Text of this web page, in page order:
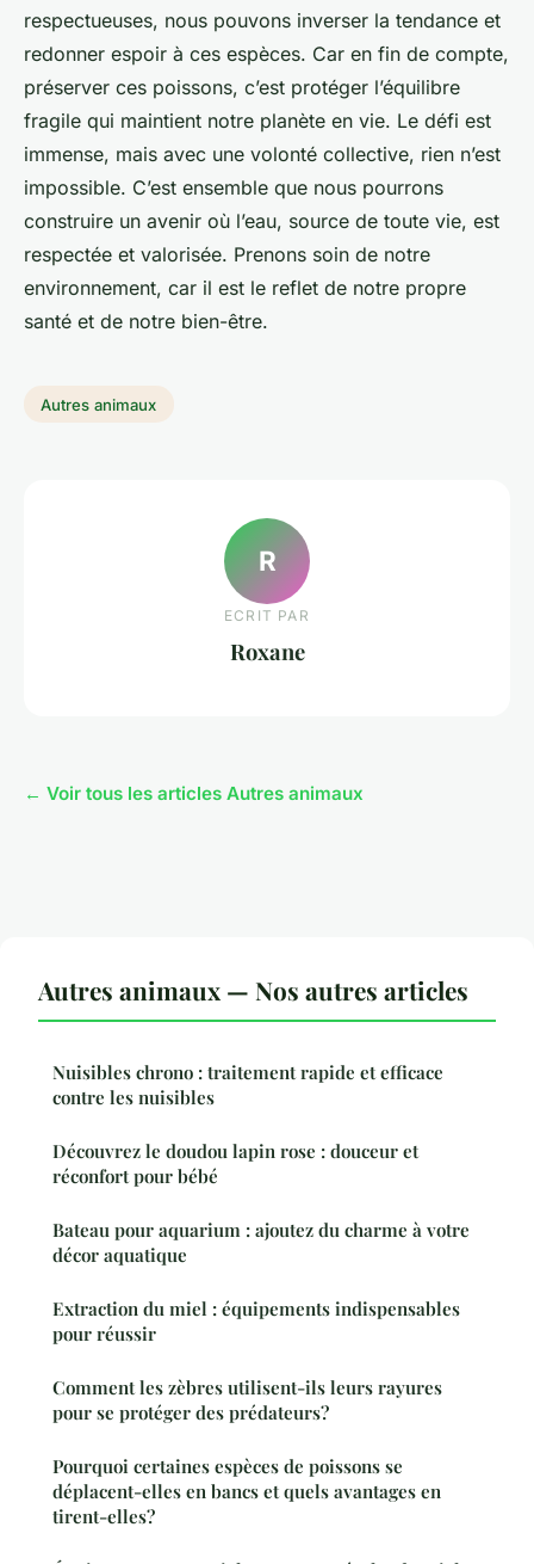
respectueuses, nous pouvons inverser la tendance et
redonner espoir à ces espèces. Car en fin de compte,
préserver ces poissons, c’est protéger l’équilibre
fragile qui maintient notre planète en vie. Le défi est
immense, mais avec une volonté collective, rien n’est
impossible. C’est ensemble que nous pourrons
construire un avenir où l’eau, source de toute vie, est
respectée et valorisée. Prenons soin de notre
environnement, car il est le reflet de notre propre
santé et de notre bien-être.
Autres animaux
R
ECRIT PAR
Roxane
← Voir tous les articles Autres animaux
Autres animaux — Nos autres articles
Nuisibles chrono : traitement rapide et efficace
contre les nuisibles
Découvrez le doudou lapin rose : douceur et
réconfort pour bébé
Bateau pour aquarium : ajoutez du charme à votre
décor aquatique
Extraction du miel : équipements indispensables
pour réussir
Comment les zèbres utilisent-ils leurs rayures
pour se protéger des prédateurs?
Pourquoi certaines espèces de poissons se
déplacent-elles en bancs et quels avantages en
tirent-elles?